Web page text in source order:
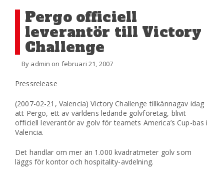
Pergo officiell
leverantör till Victory
Challenge
By admin on februari 21, 2007
Pressrelease
(2007-02-21, Valencia) Victory Challenge tillkännagav idag
att Pergo, ett av världens ledande golvföretag, blivit
officiell leverantör av golv för teamets America’s Cup-bas i
Valencia.
Det handlar om mer än 1.000 kvadratmeter golv som
läggs för kontor och hospitality-avdelning.